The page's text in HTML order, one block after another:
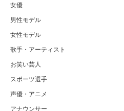
女優
男性モデル
女性モデル
歌手・アーティスト
お笑い芸人
スポーツ選手
声優・アニメ
アナウンサー